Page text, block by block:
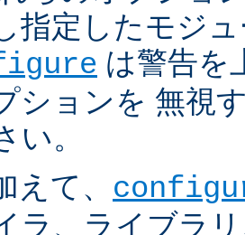
指定したモジ
は警告を
ションを 無視
い。
えて、
ラ、ライブラ